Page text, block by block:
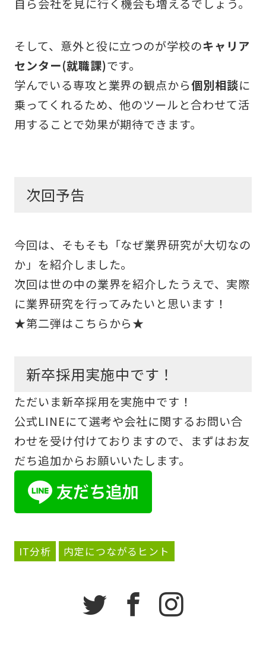
IT分析 内定につながるヒント
自ら会社を見に行く機会も増えるでしょう。
そして、意外と役に立つのが学校のキャリア
センター(就職課)です。
学んでいる専攻と業界の観点から個別相談に
乗ってくれるため、他のツールと合わせて活
用することで効果が期待できます。
次回予告
今回は、そもそも「なぜ業界研究が大切なの
か」を紹介しました。
次回は世の中の業界を紹介したうえで、実際
に業界研究を行ってみたいと思います！
★第二弾はこちらから★
新卒採用実施中です！
ただいま新卒採用を実施中です！
公式LINEにて選考や会社に関するお問い合
わせを受け付けておりますので、まずはお友
だち追加からお願いいたします。